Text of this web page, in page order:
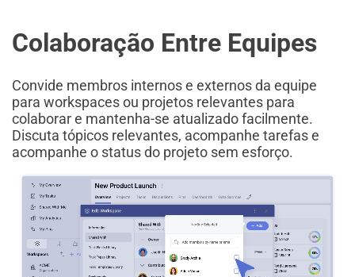
Colaboração Entre Equipes
Convide membros internos e externos da equipe
para workspaces ou projetos relevantes para
colaborar e mantenha-se atualizado facilmente.
Discuta tópicos relevantes, acompanhe tarefas e
acompanhe o status do projeto sem esforço.